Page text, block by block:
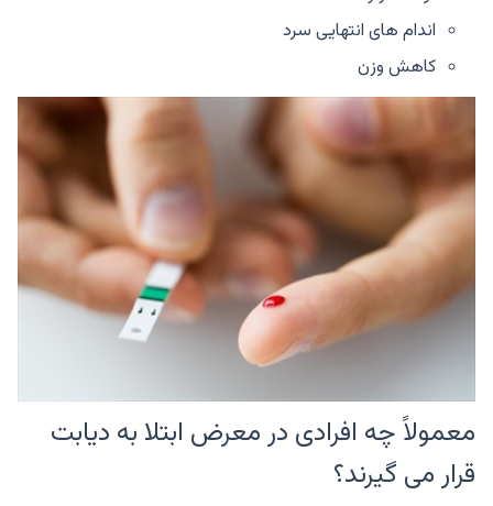
اندام های انتهایی سرد
کاهش وزن
معمولاً چه افرادی در معرض ابتلا به دیابت
قرار می گیرند؟